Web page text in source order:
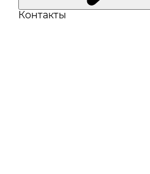
Контакты